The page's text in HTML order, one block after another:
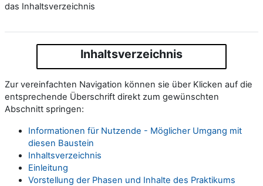
das Inhaltsverzeichnis
Inhaltsverzeichnis
Zur vereinfachten Navigation können sie über Klicken auf die
entsprechende Überschrift direkt zum gewünschten
Abschnitt springen:
Informationen für Nutzende - Möglicher Umgang mit
diesen Baustein
Inhaltsverzeichnis
Einleitung
Vorstellung der Phasen und Inhalte des Praktikums